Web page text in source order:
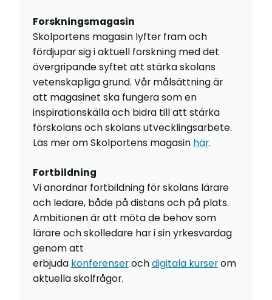
Forskningsmagasin
Skolportens magasin lyfter fram och
fördjupar sig i aktuell forskning med det
övergripande syftet att stärka skolans
vetenskapliga grund. Vår målsättning är
att magasinet ska fungera som en
inspirationskälla och bidra till att stärka
förskolans och skolans utvecklingsarbete.
Läs mer om Skolportens magasin här.
Fortbildning
Vi anordnar fortbildning för skolans lärare
och ledare, både på distans och på plats.
Ambitionen är att möta de behov som
lärare och skolledare har i sin yrkesvardag
genom att
erbjuda konferenserochdigitala kurserom
aktuella skolfrågor.